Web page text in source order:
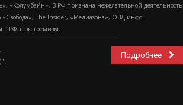
«Колумбайн». В РФ признана нежелательной деятельность
The Insider, «Медиазона», ОВД-инфо.
РФ за экстремизм.
Подробнее